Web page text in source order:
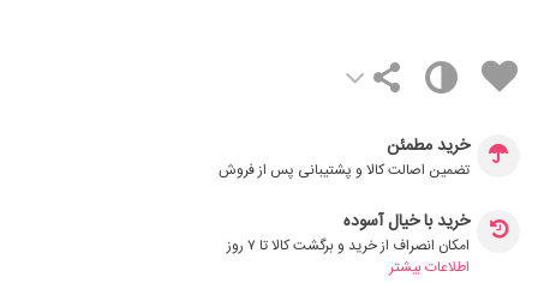
خرید مطمئن
تضمین اصالت کالا و پشتیبانی پس از فروش
خرید با خیال آسوده
امکان انصراف از خرید و برگشت کالا تا ۷ روز
اطلاعات بیشتر